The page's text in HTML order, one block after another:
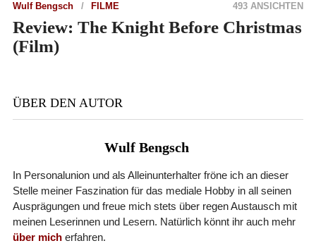
Wulf Bengsch FILME 493 ANSICHTEN
Review: The Knight Before Christmas
(Film)
ÜBER DEN AUTOR
Wulf Bengsch
In Personalunion und als Alleinunterhalter fröne ich an dieser
Stelle meiner Faszination für das mediale Hobby in all seinen
Ausprägungen und freue mich stets über regen Austausch mit
meinen Leserinnen und Lesern. Natürlich könnt ihr auch mehr
über micherfahren.